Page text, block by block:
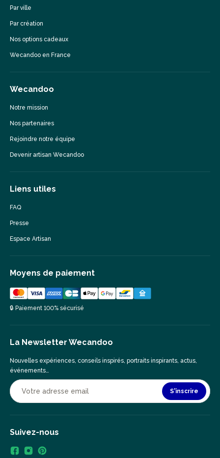
Par ville
Par création
Nos options cadeaux
Wecandoo en France
Wecandoo
Notre mission
Nos partenaires
Rejoindre notre équipe
Devenir artisan Wecandoo
Liens utiles
FAQ
Presse
Espace Artisan
Moyens de paiement
🔒 Paiement 100% sécurisé
La Newsletter Wecandoo
Nouvelles expériences, conseils inspirés, portraits inspirants, actus,
événements…
S'inscrire
Suivez-nous